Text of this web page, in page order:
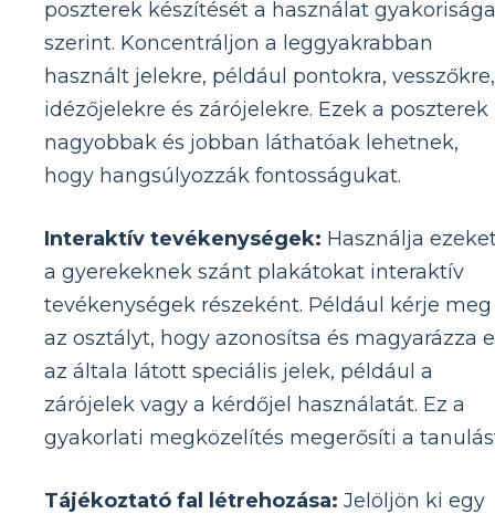
poszterek készítését a használat gyakorisága
szerint. Koncentráljon a leggyakrabban
használt jelekre, például pontokra, vesszőkre,
idézőjelekre és zárójelekre. Ezek a poszterek
nagyobbak és jobban láthatóak lehetnek,
hogy hangsúlyozzák fontosságukat.
Interaktív tevékenységek: Használja
a gyerekeknek szánt plakátokat interaktív
tevékenységek részeként. Például kérje meg
az osztályt, hogy azonosítsa és magyarázza
az általa látott speciális jelek, például a
zárójelek vagy a kérdőjel használatát. Ez a
gyakorlati megközelítés megerősíti a
Tájékoztató fal létrehozása: Jelöljön ki egy